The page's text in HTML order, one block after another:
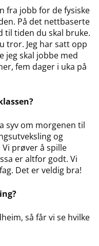
fra jobb for de fysiske
På det nettbaserte
tiden du skal bruke.
tror. Jeg har satt opp
jeg skal jobbe med
fem dager i uka på
syv om morgenen til
og
prøver å spille
er altfor godt. Vi
Det er veldig bra!
så får vi se hvilke